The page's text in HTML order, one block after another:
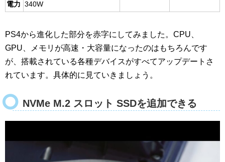
電力 340W
PS4から進化した部分を赤字にしてみました。CPU、
GPU、メモリが高速・大容量になったのはもちろんです
が、搭載されている各種デバイスがすべてアップデートさ
れています。具体的に見ていきましょう。
NVMe M.2 スロット SSDを追加できる